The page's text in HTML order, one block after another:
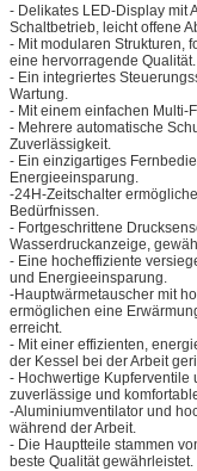
- Delikates LED-Display mit
Schaltbetrieb, leicht offene
- Mit modularen Strukturen,
eine hervorragende Qualität.
- Ein integriertes
Wartung.
- Mit einem einfachen Multi-
- Mehrere automatische
Zuverlässigkeit.
- Ein einzigartiges
Energieeinsparung.
-24H-Zeitschalter
Bedürfnissen.
- Fortgeschrittene
Wasserdruckanzeige,
- Eine hocheffiziente
und Energieeinsparung.
-Hauptwärmetauscher mit
ermöglichen eine
erreicht.
- Mit einer effizienten,
der Kessel bei der Arbeit
- Hochwertige Kupferventile
zuverlässige und
-Aluminiumventilator und
während der Arbeit.
- Die Hauptteile stammen
beste Qualität gewährleistet.